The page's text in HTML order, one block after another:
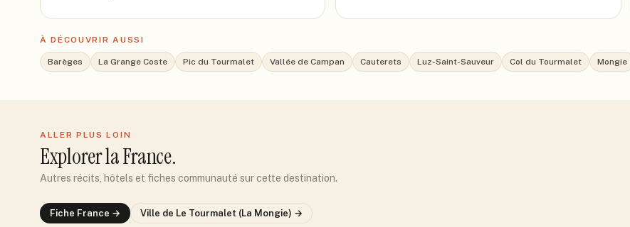
À DÉCOUVRIR AUSSI
Barèges La Grange Coste Pic du Tourmalet Vallée de Campan Cauterets Luz-Saint-Sauveur Col du Tourmalet Mongie
ALLER PLUS LOIN
Explorerla France.
Autres récits, hôtels et fiches communauté sur cette destination.
Fiche France → Ville de Le Tourmalet (La Mongie) →